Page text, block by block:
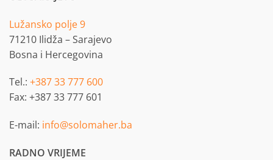
Lužansko polje 9
71210 Ilidža – Sarajevo
Bosna i Hercegovina
Tel.: +387 33 777 600
Fax: +387 33 777 601
E-mail: info@solomaher.ba
RADNO VRIJEME